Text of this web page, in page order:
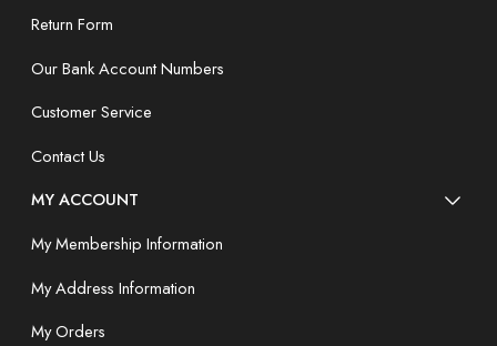
Return Form
Our Bank Account Numbers
Customer Service
Contact Us
MY ACCOUNT
My Membership Information
My Address Information
My Orders